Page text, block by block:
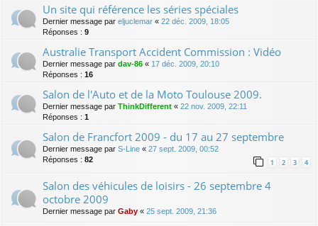
Un site qui référence les séries spéciales
Dernier message par eljuclemar « 22 déc. 2009, 18:05
Réponses : 9
Australie Transport Accident Commission : Vidéo
Dernier message par dav-86 « 17 déc. 2009, 20:10
Réponses : 16
Salon de l'Auto et de la Moto Toulouse 2009.
Dernier message par ThinkDifferent « 22 nov. 2009, 22:11
Réponses : 1
Salon de Francfort 2009 - du 17 au 27 septembre
Dernier message par S-Line « 27 sept. 2009, 00:52
Réponses : 82 1 2 3 4
Salon des véhicules de loisirs - 26 septembre 4
octobre 2009
Dernier message par Gaby « 25 sept. 2009, 21:36